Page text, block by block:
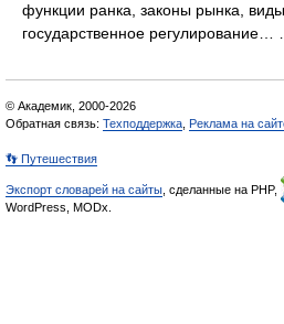
функции ранка, законы рынка,
государственное
© Академик, 2000-2026
Обратная связь: Техподдержка Реклама на
👣 Путешествия
Экспорт словарей на сайты , сделанные на PHP,
WordPress, MODx.